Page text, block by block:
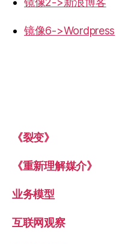
镜像6->Wordpress
《裂变》
《重新理解媒介》
业务模型
互联网观察